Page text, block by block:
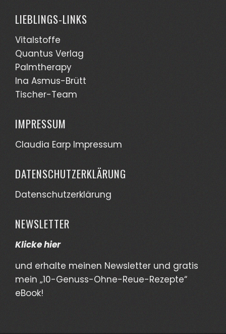
LIEBLINGS-LINKS
Vitalstoffe
Quantus Verlag
Palmtherapy
Ina Asmus-Brütt
Tischer-Team
IMPRESSUM
Claudia Earp Impressum
DATENSCHUTZERKLÄRUNG
Datenschutzerklärung
NEWSLETTER
Klicke hier
und erhalte meinen Newsletter und gratis
mein „10-Genuss-Ohne-Reue-Rezepte“
eBook!